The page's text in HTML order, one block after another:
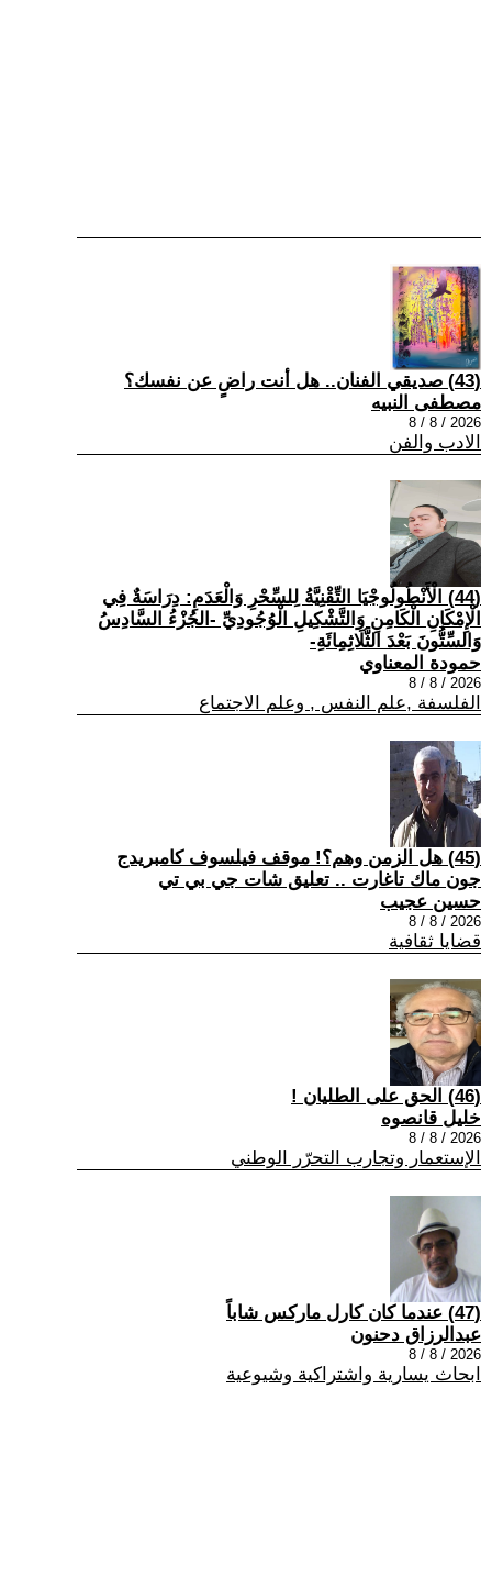
(43) صديقي الفنان.. هل أنت راضٍ عن نفسك؟
مصطفى النبيه
2026 / 8 / 8
الادب والفن
(44) الْأَنْطُولُوجْيَا التِّقْنِيَّةُ لِلسِّحْرِ وَالْعَدَمِ: دِرَاسَةٌ فِي
الْإِمْكَانِ الْكَامِنِ وَالتَّشْكِيلِ الْوُجُودِيِّ -الجُزْءُ السَّادِسُ
وَالسِّتُّونَ بَعْدَ الثَّلَاثِمِائَةِ-
حمودة المعناوي
2026 / 8 / 8
الفلسفة ,علم النفس , وعلم الاجتماع
(45) هل الزمن وهم؟! موقف فيلسوف كامبريدج
جون ماك تاغارت .. تعليق شات جي بي تي
حسين عجيب
2026 / 8 / 8
قضايا ثقافية
(46) الحق على الطليان !
خليل قانصوه
2026 / 8 / 8
الإستعمار وتجارب التحرّر الوطني
(47) عندما كان كارل ماركس شاباً
عبدالرزاق دحنون
2026 / 8 / 8
ابحاث يسارية واشتراكية وشيوعية